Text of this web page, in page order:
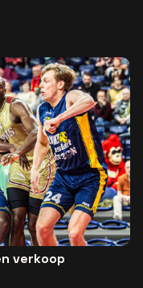
verkoop